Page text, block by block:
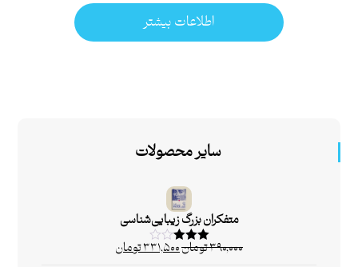
اطلاعات بیشتر
سایر محصولات
متفکران بزرگ زیبایی‌شناسی
امتیاز ۳۹۰,۰۰۰تومان۳۳۱,۵۰۰تومان